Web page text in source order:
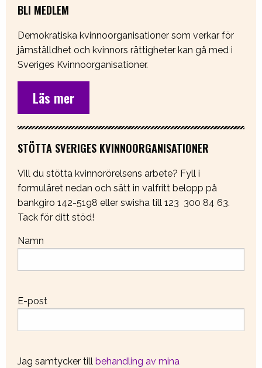
BLI MEDLEM
Demokratiska kvinnoorganisationer som verkar för
jämställdhet och kvinnors rättigheter kan gå med i
Sveriges Kvinnoorganisationer.
Läs mer
STÖTTA SVERIGES KVINNOORGANISATIONER
Vill du stötta kvinnorörelsens arbete? Fyll i
formuläret nedan och sätt in valfritt belopp på
bankgiro 142-5198 eller swisha till 123 300 84 63.
Tack för ditt stöd!
Namn
E-post
Jag samtycker till behandling av mina